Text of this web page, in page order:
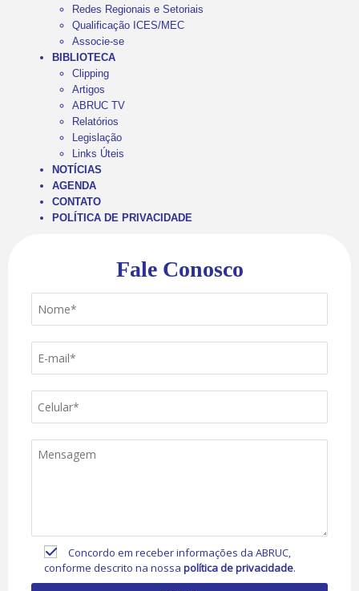
Redes Regionais e Setoriais
Qualificação ICES/MEC
Associe-se
BIBLIOTECA
Clipping
Artigos
ABRUC TV
Relatórios
Legislação
Links Úteis
NOTÍCIAS
AGENDA
CONTATO
POLÍTICA DE PRIVACIDADE
Fale Conosco
Concordo em receber informações da ABRUC,
conforme descrito na nossapolítica de privacidade.